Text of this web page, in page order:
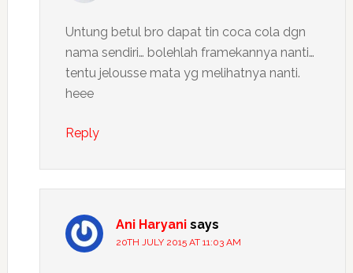
Untung betul bro dapat tin coca cola dgn
nama sendiri… bolehlah framekannya nanti…
tentu jelousse mata yg melihatnya nanti.
heee
Reply
Ani Haryani says
20TH JULY 2015 AT 11:03 AM